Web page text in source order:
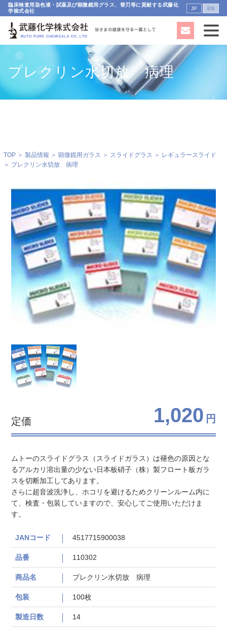
臨床検査用染色液・試薬及び顕微鏡用グラス、替刃等に貢献する武藤化
学株式会社
JP EN
プレクリン水切放 病理
TOP＞ 製品情報 ＞ 顕微鏡用ガラス ＞ スライドグラス ＞ レギュラースライド
＞ プレクリン水切放 病理
定価 1,020 円
ムトーのスライドグラス（スライドガラス）は褪色の原因とな
るアルカリ溶出量の少ない日本板硝子（株）製フロート板ガラ
スを切断加工してあります。
さらに超音波洗浄し、ホコリを避けるためクリーンルーム内に
て、検査・包装していますので、安心してご使用いただけま
す。
JANコード 4517715900038
品番 110302
商品名 プレクリン水切放 病理
包装 100枚
製造日数 14